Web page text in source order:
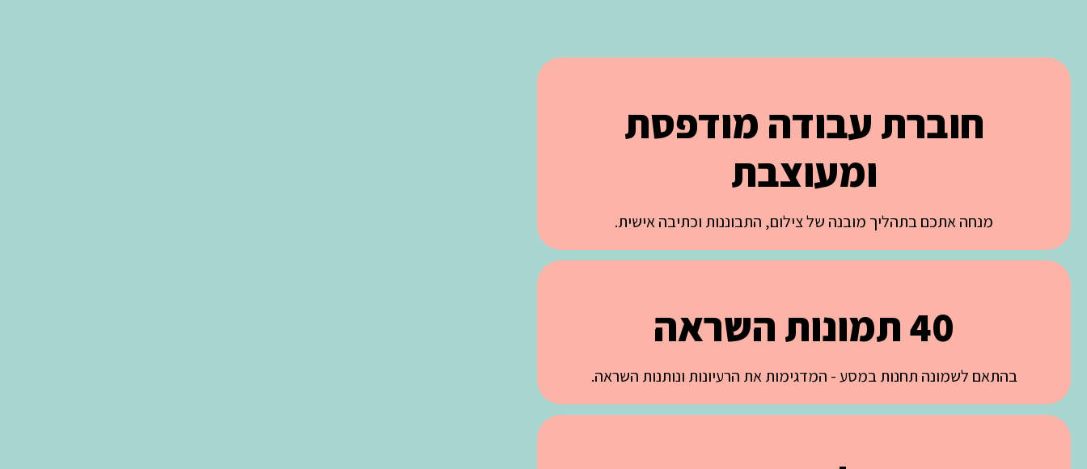
חוברת עבודה מודפסת
ומעוצבת
מנחה אתכם בתהליך מובנה של צילום, התבוננות וכתיבה אישית.
40 תמונות השראה
בהתאם לשמונה תחנות במסע - המדגימות את הרעיונות ונותנות השראה.